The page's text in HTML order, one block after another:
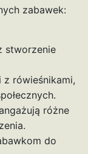
zabawek:
stworzenie
rówieśnikami,
różne
do